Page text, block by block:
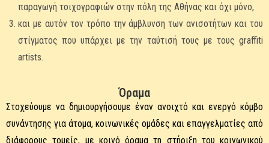
παραγωγή τοιχογραφιών στην πόλη της Αθήνας και όχι μόνο,
και με αυτόν τον τρόπο την άμβλυνση των ανισοτήτων και του
στίγματος που υπάρχει με την ταύτισή τους με τους graffiti
artists.
Όραμα
Στοχεύουμε να δημιουργήσουμε έναν ανοιχτό και ενεργό κόμβο
συνάντησης για άτομα, κοινωνικές ομάδες και επαγγελματίες από
διάφορους τομείς, με κοινό όραμα τη στήριξη του κοινωνικού